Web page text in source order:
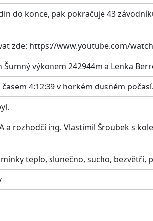
do konce, pak pokračuje 43
zde: https://www.youtube.com/
výkonem 242944m a Lenka
4:12:39 v horkém dusném počasí.
a rozhodčí ing. Vlastimil Šroubek s
teplo, slunečno, sucho, bezvětří,